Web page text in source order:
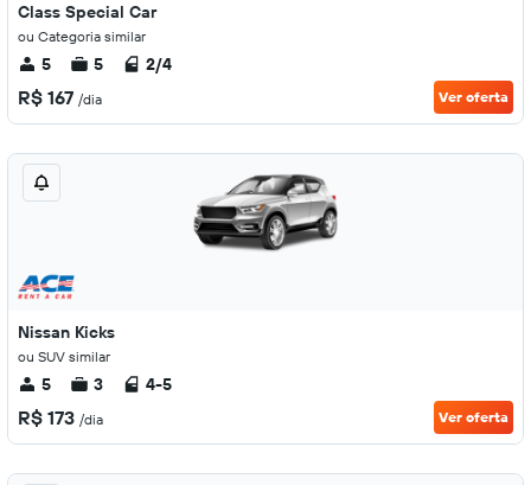
Class Special Car
ou Categoria similar
5 5 2/4
R$ 167 /dia Ver oferta
Nissan Kicks
ou SUV similar
5 3 4-5
R$ 173 /dia Ver oferta